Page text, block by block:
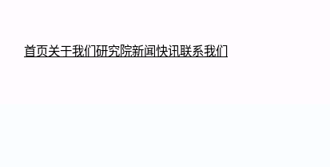
首页关于我们 研究院新闻快讯联系我们